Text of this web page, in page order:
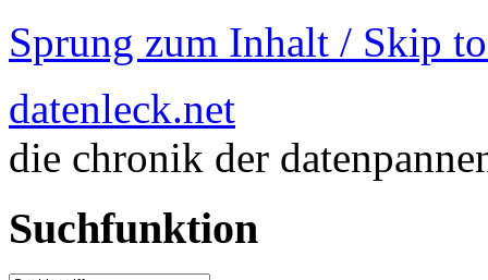
Sprung zum Inhalt / Skip
datenleck.net
die chronik der
Suchfunktion